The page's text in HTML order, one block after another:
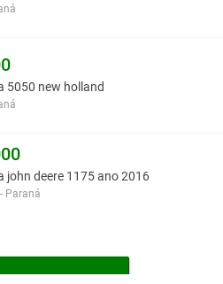
5050 new holland
john deere 1175 ano 2016
Paraná